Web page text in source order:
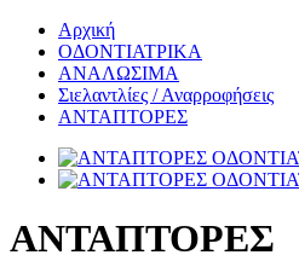
Αρχική
ΟΔΟΝΤΙΑΤΡΙΚΑ
ΑΝΑΛΩΣΙΜΑ
Σιελαντλίες / Αναρροφήσεις
ΑΝΤΑΠΤΟΡΕΣ
ΑΝΤΑΠΤΟΡΕΣ